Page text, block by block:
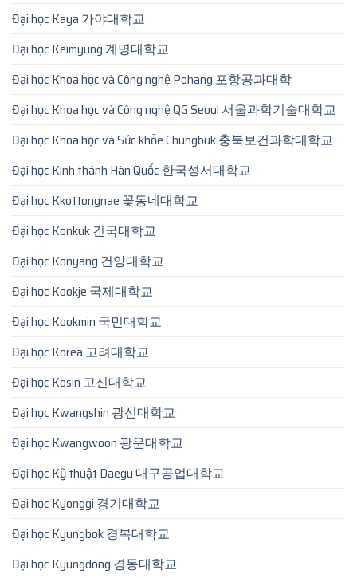
Đại học Kaya 가야대학교
Đại học Keimyung 계명대학교
Đại học Khoa học và Công nghệ Pohang 포항공과대학
Đại học Khoa học và Công nghệ QG Seoul 서울과학기술대학교
Đại học Khoa học và Sức khỏe Chungbuk 충북보건과학대학교
Đại học Kinh thánh Hàn Quốc 한국성서대학교
Đại học Kkottongnae 꽃동네대학교
Đại học Konkuk 건국대학교
Đại học Konyang 건양대학교
Đại học Kookje 국제대학교
Đại học Kookmin 국민대학교
Đại học Korea 고려대학교
Đại học Kosin 고신대학교
Đại học Kwangshin 광신대학교
Đại học Kwangwoon 광운대학교
Đại học Kỹ thuật Daegu 대구공업대학교
Đại học Kyonggi 경기대학교
Đại học Kyungbok 경복대학교
Đại học Kyungdong 경동대학교